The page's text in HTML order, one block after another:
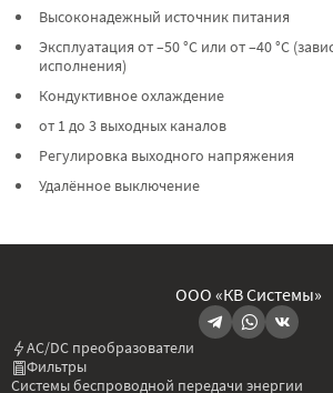
Высоконадежный источник питания
Эксплуатация от –50 °C или от –40 °C
исполнения)
Кондуктивное охлаждение
от 1 до 3 выходных каналов
Регулировка выходного напряжения
Удалённое выключение
ООО «КВ Системы»
AC/DC преобразователи
Фильтры
Системы беспроводной передачи энергии